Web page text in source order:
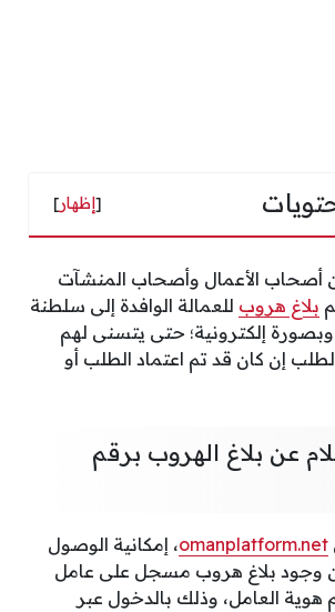
[إظهار]
أصحاب الأعمال وأصحاب المنشآت
بلاغ هروب للعمالة الوافدة إلى سلطنة
إلكترونية؛ حتى يتسنى لهم
إن كان قد تم اعتماد الطلب أو
عن بلاغ الهروب برقم
omanplatform.net، إمكانية الوصول
وجود بلاغ هروب مسجل على عامل
العامل، وذلك بالدخول عبر